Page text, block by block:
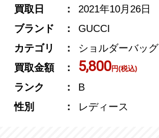
買取日
2021年10月26日
ブランド
GUCCI
カテゴリ
ショルダーバッグ
買取金額
5,800円(税込)
ランク
B
性別
レディース